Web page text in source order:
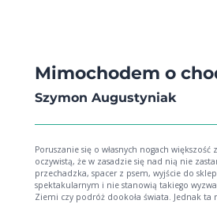
Mimochodem o
Szymon Augustyniak
Poruszanie się o własnych nogach
oczywistą, że w zasadzie się nad nią nie
przechadzka, spacer z psem, wyjście do
spektakularnym i nie stanowią takiego
Ziemi czy podróż dookoła świata. Jednak